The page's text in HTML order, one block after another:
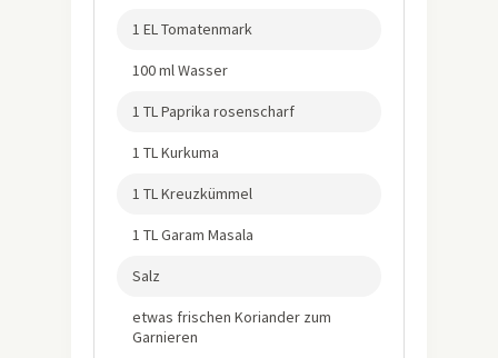
1 EL Tomatenmark
100 ml Wasser
1 TL Paprika rosenscharf
1 TL Kurkuma
1 TL Kreuzkümmel
1 TL Garam Masala
Salz
etwas frischen Koriander zum
Garnieren